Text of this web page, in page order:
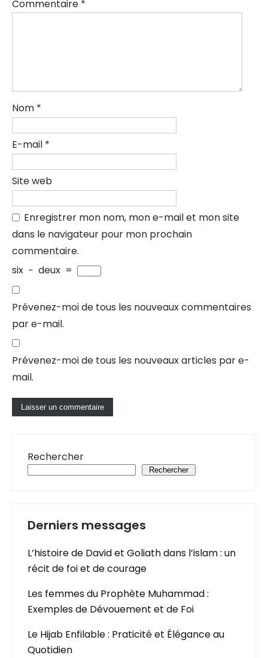
Commentaire *
Nom *
E-mail *
Site web
Enregistrer mon nom, mon e-mail et mon site
dans le navigateur pour mon prochain
commentaire.
six − deux =
Prévenez-moi de tous les nouveaux commentaires
par e-mail.
Prévenez-moi de tous les nouveaux articles par e-
mail.
Rechercher
Rechercher
Derniers messages
L’histoire de David et Goliath dans l’islam : un
récit de foi et de courage
Les femmes du Prophète Muhammad :
Exemples de Dévouement et de Foi
Le Hijab Enfilable : Praticité et Élégance au
Quotidien